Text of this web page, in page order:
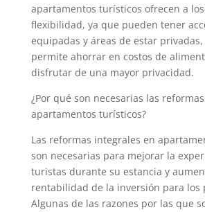
apartamentos turísticos ofrecen a
flexibilidad, ya que pueden tener
equipadas y áreas de estar
permite ahorrar en costos de
disfrutar de una mayor privacidad.
¿Por qué son necesarias las
apartamentos turísticos?
Las reformas integrales en
son necesarias para mejorar la
turistas durante su estancia y
rentabilidad de la inversión para los
Algunas de las razones por las que